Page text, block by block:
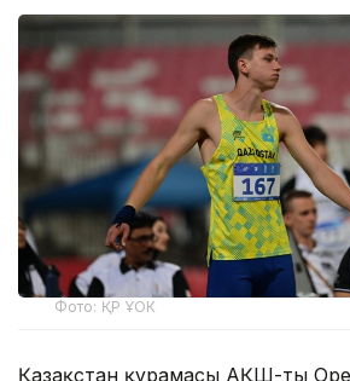
Фото: ҚР ҰОК
Қазақстан құрамасы АҚШ-тың